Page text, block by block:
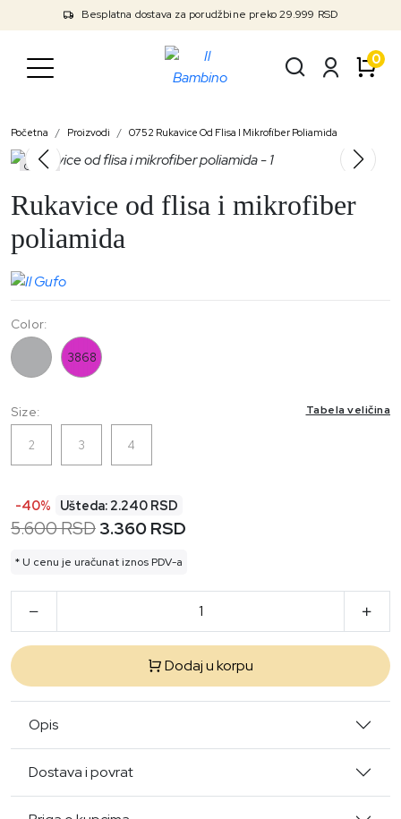
Besplatna dostava za porudžbine preko 29.999 RSD
0
Početna Proizvodi 0752 Rukavice Od Flisa I Mikrofiber Poliamida
Outlet
Rukavice od flisa i mikrofiber
poliamida
Size: Tabela veličina
2 3 4
Color:
3868
-40% Ušteda: 2.240 RSD
5.600 RSD3.360 RSD
* U cenu je uračunat iznos PDV-a
Dodaj u korpu
Opis
Dostava i povrat